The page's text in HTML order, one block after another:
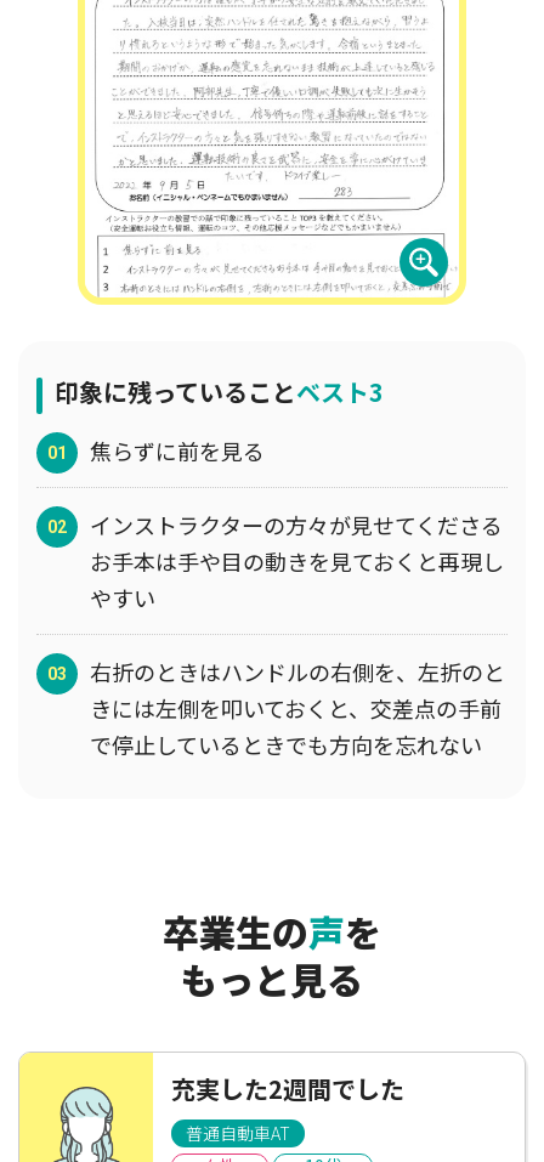
印象に残っていることベスト3
焦らずに前を見る
インストラクターの方々が見せてくださる
お手本は手や目の動きを見ておくと再現し
やすい
右折のときはハンドルの右側を、左折のと
きには左側を叩いておくと、交差点の手前
で停止しているときでも方向を忘れない
卒業生の声を
もっと見る
充実した2週間でした
普通自動車AT